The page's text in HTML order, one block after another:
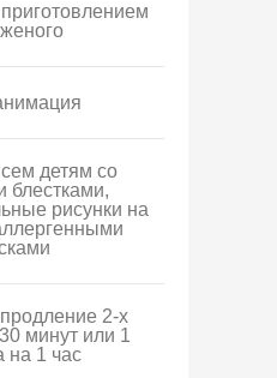
детям со
блестками,
рисунки на
2-х
минут или 1
на 1 час